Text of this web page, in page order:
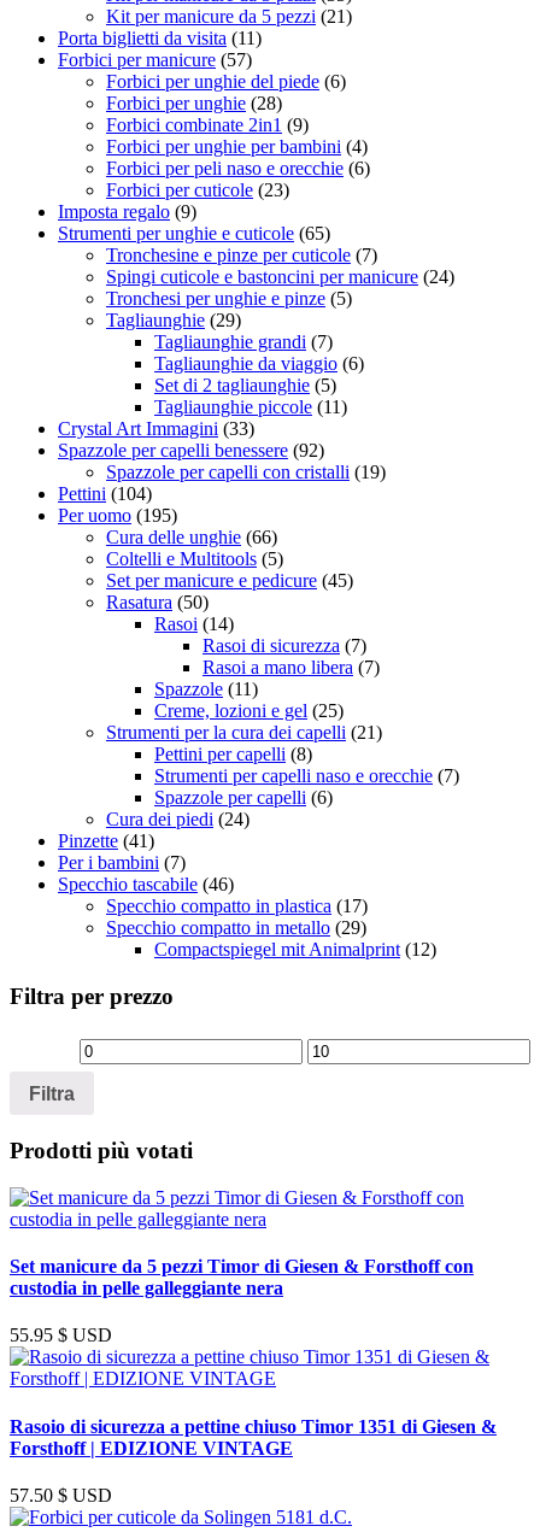
Kit per manicure da 5 pezzi (21)
Porta biglietti da visita (11)
Forbici per manicure (57)
Forbici per unghie del piede (6)
Forbici per unghie (28)
Forbici combinate 2in1 (9)
Forbici per unghie per bambini (4)
Forbici per peli naso e orecchie (6)
Forbici per cuticole (23)
Imposta regalo (9)
Strumenti per unghie e cuticole (65)
Tronchesine e pinze per cuticole (7)
Spingi cuticole e bastoncini per manicure (24)
Tronchesi per unghie e pinze (5)
Tagliaunghie (29)
Tagliaunghie grandi (7)
Tagliaunghie da viaggio (6)
Set di 2 tagliaunghie (5)
Tagliaunghie piccole (11)
Crystal Art Immagini (33)
Spazzole per capelli benessere (92)
Spazzole per capelli con cristalli (19)
Pettini (104)
Per uomo (195)
Cura delle unghie (66)
Coltelli e Multitools (5)
Set per manicure e pedicure (45)
Rasatura (50)
Rasoi (14)
Rasoi di sicurezza (7)
Rasoi a mano libera (7)
Spazzole (11)
Creme, lozioni e gel (25)
Strumenti per la cura dei capelli (21)
Pettini per capelli (8)
Strumenti per capelli naso e orecchie (7)
Spazzole per capelli (6)
Cura dei piedi (24)
Pinzette (41)
Per i bambini (7)
Specchio tascabile (46)
Specchio compatto in plastica (17)
Specchio compatto in metallo (29)
Compactspiegel mit Animalprint (12)
Filtra per prezzo
Prezzo Prezzo
Filtra
Prodotti più votati
Set manicure da 5 pezzi Timor di Giesen & Forsthoff con
custodia in pelle galleggiante nera
55.95 $ USD
Rasoio di sicurezza a pettine chiuso Timor 1351 di Giesen &
Forsthoff | EDIZIONE VINTAGE
57.50 $ USD